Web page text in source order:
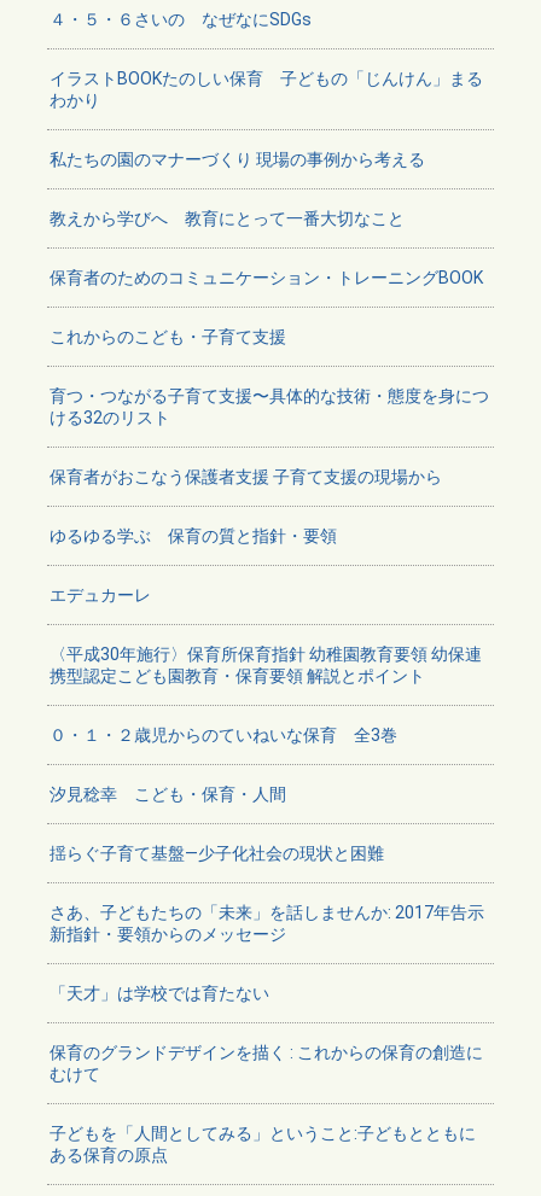
４・５・６さいの なぜなにSDGs
イラストBOOKたのしい保育 子どもの「じんけん」まる
わかり
私たちの園のマナーづくり 現場の事例から考える
教えから学びへ 教育にとって一番大切なこと
保育者のためのコミュニケーション・トレーニングBOOK
これからのこども・子育て支援
育つ・つながる子育て支援〜具体的な技術・態度を身につ
ける32のリスト
保育者がおこなう保護者支援 子育て支援の現場から
ゆるゆる学ぶ 保育の質と指針・要領
エデュカーレ
〈平成30年施行〉保育所保育指針 幼稚園教育要領 幼保連
携型認定こども園教育・保育要領 解説とポイント
０・１・２歳児からのていねいな保育 全3巻
汐見稔幸 こども・保育・人間
揺らぐ子育て基盤―少子化社会の現状と困難
さあ、子どもたちの「未来」を話しませんか: 2017年告示
新指針・要領からのメッセージ
「天才」は学校では育たない
保育のグランドデザインを描く : これからの保育の創造に
むけて
子どもを「人間としてみる」ということ:子どもとともに
ある保育の原点